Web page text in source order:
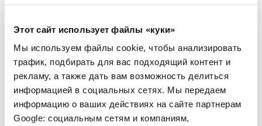
Этот сайт использует файлы «куки»
Мы используем файлы cookie, чтобы анализировать
трафик, подбирать для вас подходящий контент и
рекламу, а также дать вам возможность делиться
информацией в социальных сетях. Мы передаем
информацию о ваших действиях на сайте партнерам
Google: социальным сетям и компаниям,
В корзину В
Page 1 of 10
Солнечная защита летом ☀️